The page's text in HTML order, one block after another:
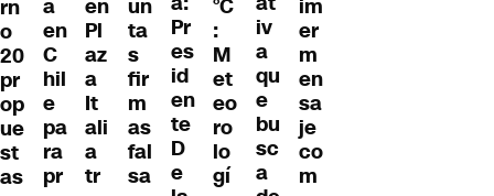
rn
o
20
pr
op
ue
st
as
a
en
C
hil
e
pa
ra
pr
en
Pl
az
a
It
ali
a
tr
un
ta
s
fir
m
as
fal
sa
Pr
es
id
en
te
D
e
°C
:
M
et
eo
ro
lo
gí
iv
a
qu
e
bu
sc
a
im
er
m
en
sa
je
co
m